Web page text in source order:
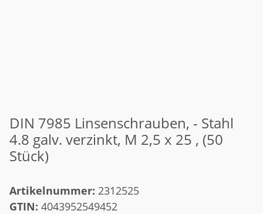
DIN 7985 Linsenschrauben, - Stahl
4.8 galv. verzinkt, M 2,5 x 25 , (50
Stück)
Artikelnummer: 2312525
GTIN: 4043952549452